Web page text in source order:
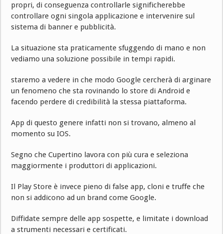
propri, di conseguenza controllarle significherebbe
controllare ogni singola applicazione e intervenire sul
sistema di banner e pubblicità.
La situazione sta praticamente sfuggendo di mano e non
vediamo una soluzione possibile in tempi rapidi.
staremo a vedere in che modo Google cercherà di arginare
un fenomeno che sta rovinando lo store di Android e
facendo perdere di credibilità la stessa piattaforma.
App di questo genere infatti non si trovano, almeno al
momento su IOS.
Segno che Cupertino lavora con più cura e seleziona
maggiormente i produttori di applicazioni.
Il Play Store è invece pieno di false app, cloni e truffe che
non si addicono ad un brand come Google.
Diffidate sempre delle app sospette, e limitate i download
a strumenti necessari e certificati.